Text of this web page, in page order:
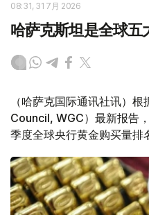
08:31, 31 7月 2026
哈萨克斯坦是全球五
（哈萨克国际通讯社讯）
Council, WGC）最新报告
季度全球央行黄金购买量排